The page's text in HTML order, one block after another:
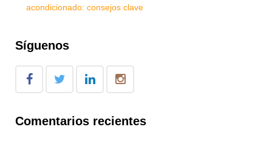
acondicionado: consejos clave
Síguenos
Comentarios recientes